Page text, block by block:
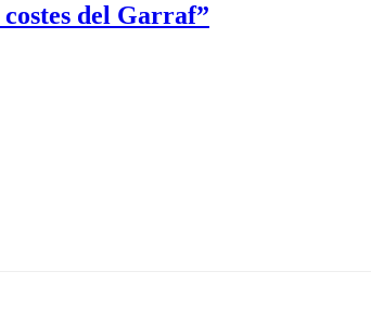
del Garraf”